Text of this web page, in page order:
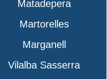
Matadepera
Martorelles
Marganell
Vilalba Sasserra